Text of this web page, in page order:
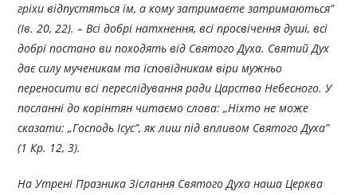
гріхи відпустяться їм, а кому затримаєте затримаються”
(Ів. 20, 22). – Всі добрі натхнення, всі просвічення душі, всі
добрі постано ви походять від Святого Духа. Святий Дух
дає силу мученикам та ісповідникам віри мужньо
переносити всі переслідування ради Царства Небесного. У
посланні до корінтян читаємо слова: „Ніхто не може
сказати: „Господь Ісус”, як лиш під впливом Святого Духа”
(1 Кр. 12, 3).
На Утрені Празника Зіслання Святого Духа наша Церква